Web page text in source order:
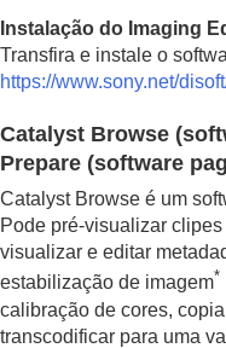
Operar a câmara
Fotografar em
(Def. libert. sincr.)
Utilizar o serviço de nuvem
Anexo
Se tiver problemas
Instalação do Imaging
Transfira e instale o
https://www.sony.net/
Catalyst Browse
Prepare (software
Catalyst Browse é um
Pode pré-visualizar
visualizar e editar
estabilização de imagem*
calibração de cores,
transcodificar para uma